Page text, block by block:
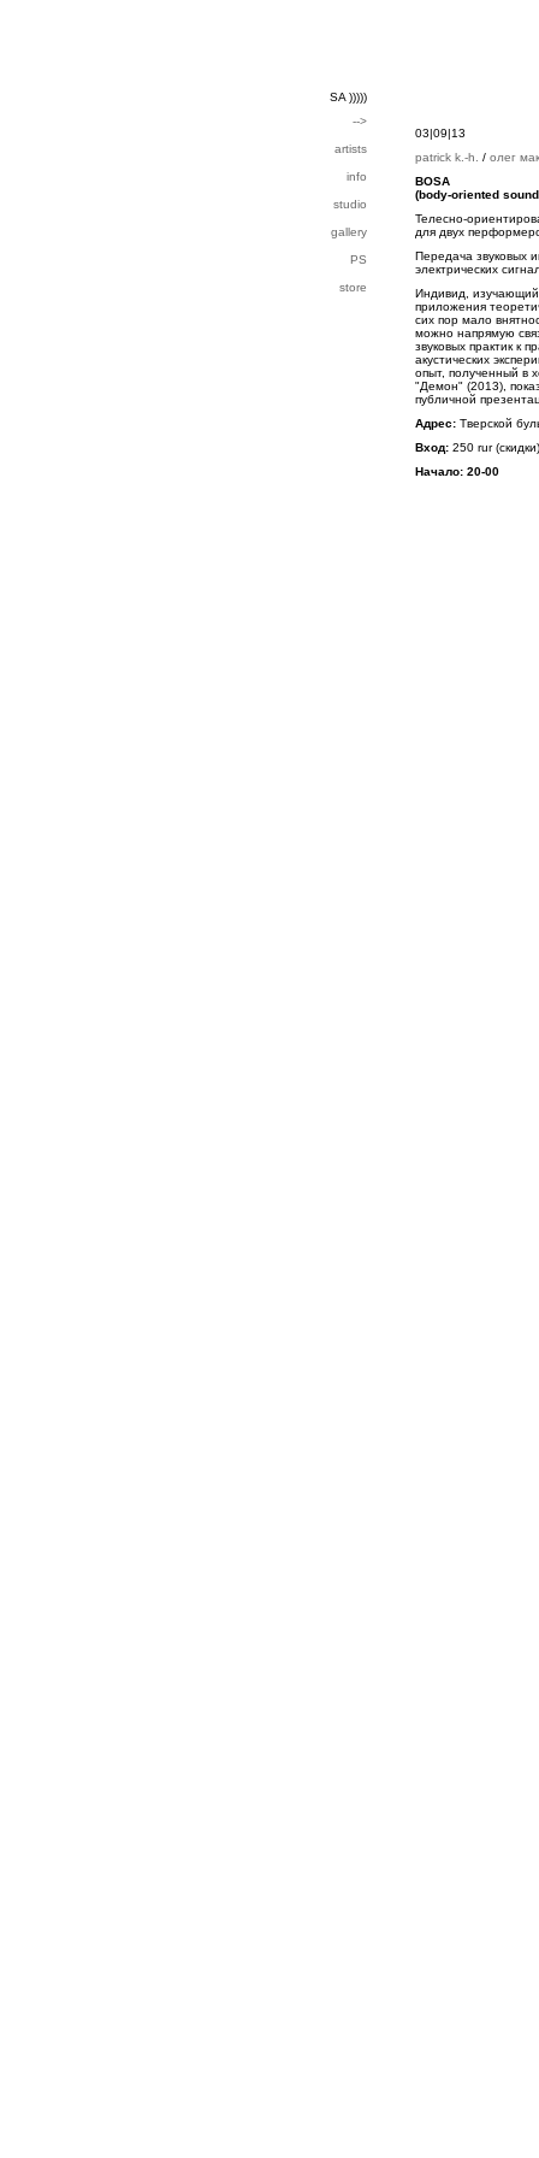
SA )))))
-->
artists
info
studio
gallery
PS
store
03|09|13
patrick k.-h.
/ олег
BOSA
(body-oriented
Телесно-
для двух
Передача звуковых
электрических
Индивид, изучающий
приложения
сих пор мало
можно напрямую
звуковых практик к
акустических
опыт, полученный в
"Демон" (2013),
публичной
Адрес: Тверской
Вход: 250 rur (скидки)
Начало: 20-00